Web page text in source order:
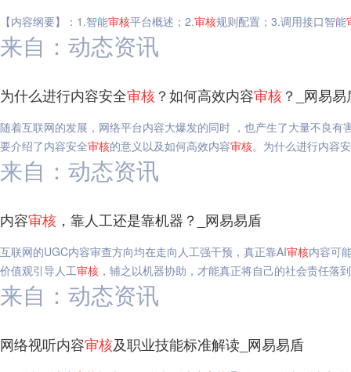
【内容纲要】：1.智能审核平台概述；2.审核规则配置；3.调用接口智能
来自：动态资讯
为什么进行内容安全审核？如何高效内容审核？_网易易
随着互联网的发展，网络平台内容大爆发的同时 ，也产生了大量不良有
要介绍了内容安全审核的意义以及如何高效内容审核。为什么进行内容
来自：动态资讯
内容审核 ，靠人工还是靠机器？_网易易盾
互联网的UGC内容审查方向均在走向人工强干预，真正靠AI审核内容可
价值观引导人工审核 ，辅之以机器协助，才能真正将自己的社会责任落
来自：动态资讯
网络视听内容审核及职业技能标准解读_网易易盾